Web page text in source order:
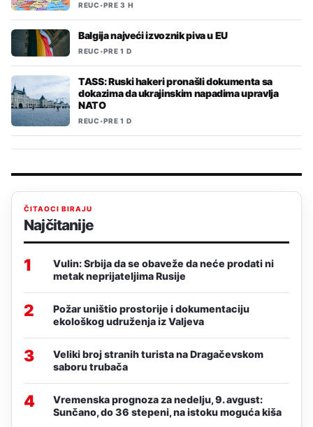
REUC•PRE 3 H
Balgija najveći izvoznik piva u EU
REUC•PRE 1 D
TASS: Ruski hakeri pronašli dokumenta sa
dokazima da ukrajinskim napadima upravlja
NATO
REUC•PRE 1 D
ČITAOCI BIRAJU
Najčitanije
1
Vulin: Srbija da se obaveže da neće prodati ni
metak neprijateljima Rusije
2
Požar uništio prostorije i dokumentaciju
ekološkog udruženja iz Valjeva
3
Veliki broj stranih turista na Dragačevskom
saboru trubača
4
Vremenska prognoza za nedelju, 9. avgust:
Sunčano, do 36 stepeni, na istoku moguća kiša